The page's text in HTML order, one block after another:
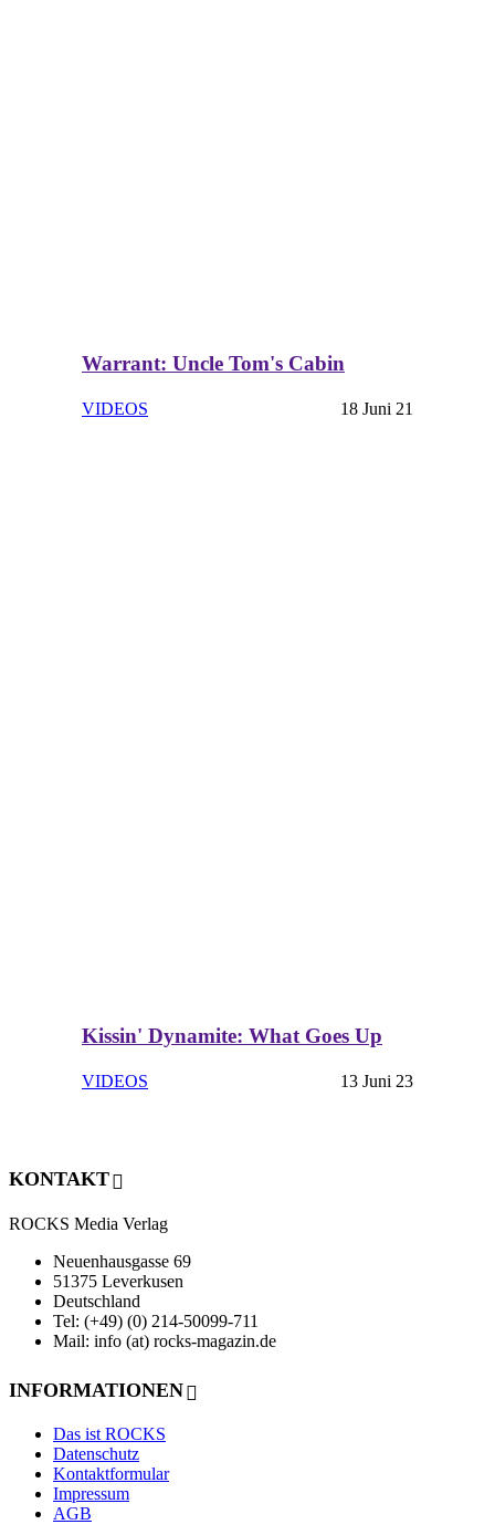
Warrant: Uncle Tom's Cabin
VIDEOS 18 Juni 21
Kissin' Dynamite: What Goes Up
VIDEOS 13 Juni 23
KONTAKT
ROCKS Media Verlag
Neuenhausgasse 69
51375 Leverkusen
Deutschland
Tel: (+49) (0) 214-50099-711
Mail: info (at) rocks-magazin.de
INFORMATIONEN
Das ist ROCKS
Datenschutz
Kontaktformular
Impressum
AGB